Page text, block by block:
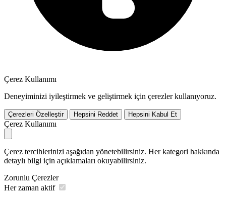
Çerez Kullanımı
Deneyiminizi iyileştirmek ve geliştirmek için çerezler kullanıyoruz.
Çerezleri Özelleştir Hepsini Reddet Hepsini Kabul Et
Çerez Kullanımı
Çerez tercihlerinizi aşağıdan yönetebilirsiniz. Her kategori hakkında
detaylı bilgi için açıklamaları okuyabilirsiniz.
Zorunlu Çerezler
Her zaman aktif